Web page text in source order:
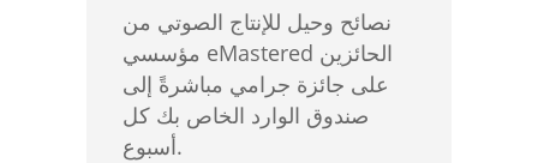
نصائح وحيل للإنتاج الصوتي من
مؤسسي eMastered الحائزين
على جائزة جرامي مباشرةً إلى
صندوق الوارد الخاص بك كل
أسبوع.